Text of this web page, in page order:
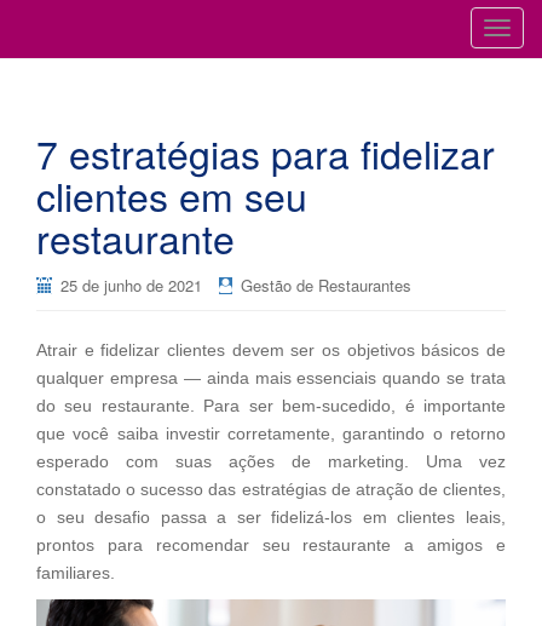
T
o
7 estratégias para fidelizar
clientes em seu
restaurante
25 de junho de 2021 Gestão de Restaurantes
Atrair e fidelizar clientes devem ser os objetivos básicos de
qualquer empresa — ainda mais essenciais quando se trata
do seu restaurante. Para ser bem-sucedido, é importante
que você saiba investir corretamente, garantindo o retorno
esperado com suas ações de marketing. Uma vez
constatado o sucesso das estratégias de atração de clientes,
o seu desafio passa a ser fidelizá-los em clientes leais,
prontos para recomendar seu restaurante a amigos e
familiares.